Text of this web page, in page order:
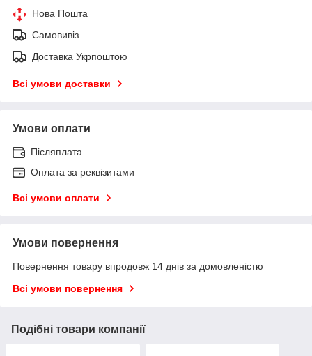
Нова Пошта
Самовивіз
Доставка Укрпоштою
Всі умови доставки
Умови оплати
Післяплата
Оплата за реквізитами
Всі умови оплати
Умови повернення
Повернення товару впродовж 14 днів за домовленістю
Всі умови повернення
Подібні товари компанії